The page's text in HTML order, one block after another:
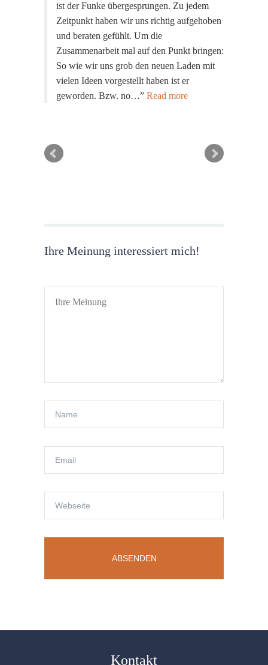
ist der Funke übergesprungen. Zu jedem
Zeitpunkt haben wir uns richtig aufgehoben
und beraten gefühlt. Um die
Zusammenarbeit mal auf den Punkt bringen:
So wie wir uns grob den neuen Laden mit
vielen Ideen vorgestellt haben ist er
geworden. Bzw. no…
Read more
Ihre Meinung interessiert mich!
Kontakt